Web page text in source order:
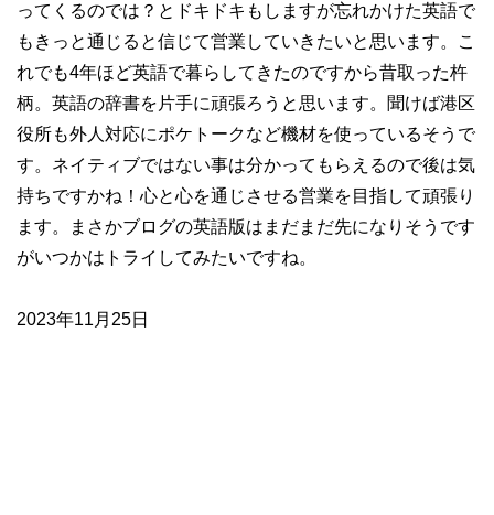
ってくるのでは？とドキドキもしますが忘れかけた英語で
もきっと通じると信じて営業していきたいと思います。こ
れでも4年ほど英語で暮らしてきたのですから昔取った杵
柄。英語の辞書を片手に頑張ろうと思います。聞けば港区
役所も外人対応にポケトークなど機材を使っているそうで
す。ネイティブではない事は分かってもらえるので後は気
持ちですかね！心と心を通じさせる営業を目指して頑張り
ます。まさかブログの英語版はまだまだ先になりそうです
がいつかはトライしてみたいですね。
2023年11月25日